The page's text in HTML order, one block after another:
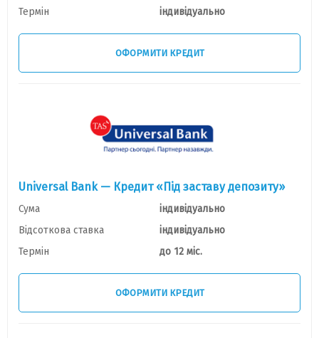
Термін
індивідуально
ОФОРМИТИ КРЕДИТ
Universal Bank — Кредит «Під заставу депозиту»
Сума
індивідуально
Відсоткова ставка
індивідуально
Термін
до 12 міс.
ОФОРМИТИ КРЕДИТ